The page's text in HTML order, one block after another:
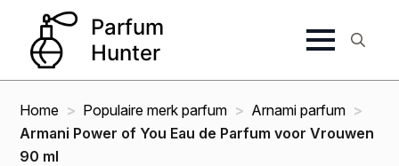
Home Populaire merk parfum
Arnami parfum
Armani Power of You Eau de Parfum voor Vrouwen
90 ml